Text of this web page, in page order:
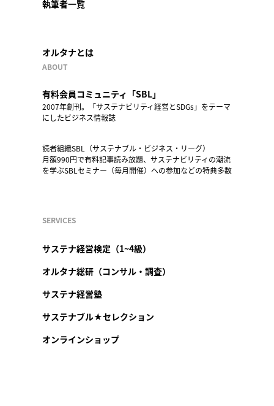
執筆者一覧
オルタナとは
ABOUT
有料会員コミュニティ「SBL」
2007年創刊。「サステナビリティ経営とSDGs」をテーマ
にしたビジネス情報誌
読者組織SBL（サステナブル・ビジネス・リーグ）
月額990円で有料記事読み放題、サステナビリティの潮流
を学ぶSBLセミナー（毎月開催）への参加などの特典多数
SERVICES
サステナ経営検定（1~4級）
オルタナ総研（コンサル・調査）
サステナ経営塾
サステナブル★セレクション
オンラインショップ